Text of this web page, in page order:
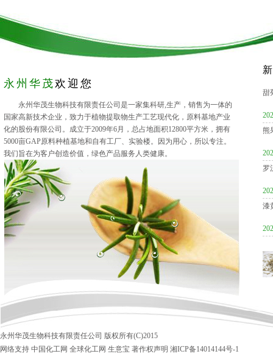
永州华茂欢迎您
永州华茂生物科技有限责任公司是一家集科研,生产，销售为一体的
国家高新技术企业，致力于植物提取物生产工艺现代化，原料基地产业
化的股份有限公司。成立于2009年6月，总占地面积12800平方米，拥有
5000亩GAP原料种植基地和自有工厂、实验楼。因为用心，所以专注。
我们旨在为客户创造价值，绿色产品服务人类健康。
甜
熊
罗
漆
永州华茂生物科技有限责任公司 版权所有(C)2015
网络支持 中国化工网 全球化工网 生意宝 著作权声明 湘ICP备14014144号-1